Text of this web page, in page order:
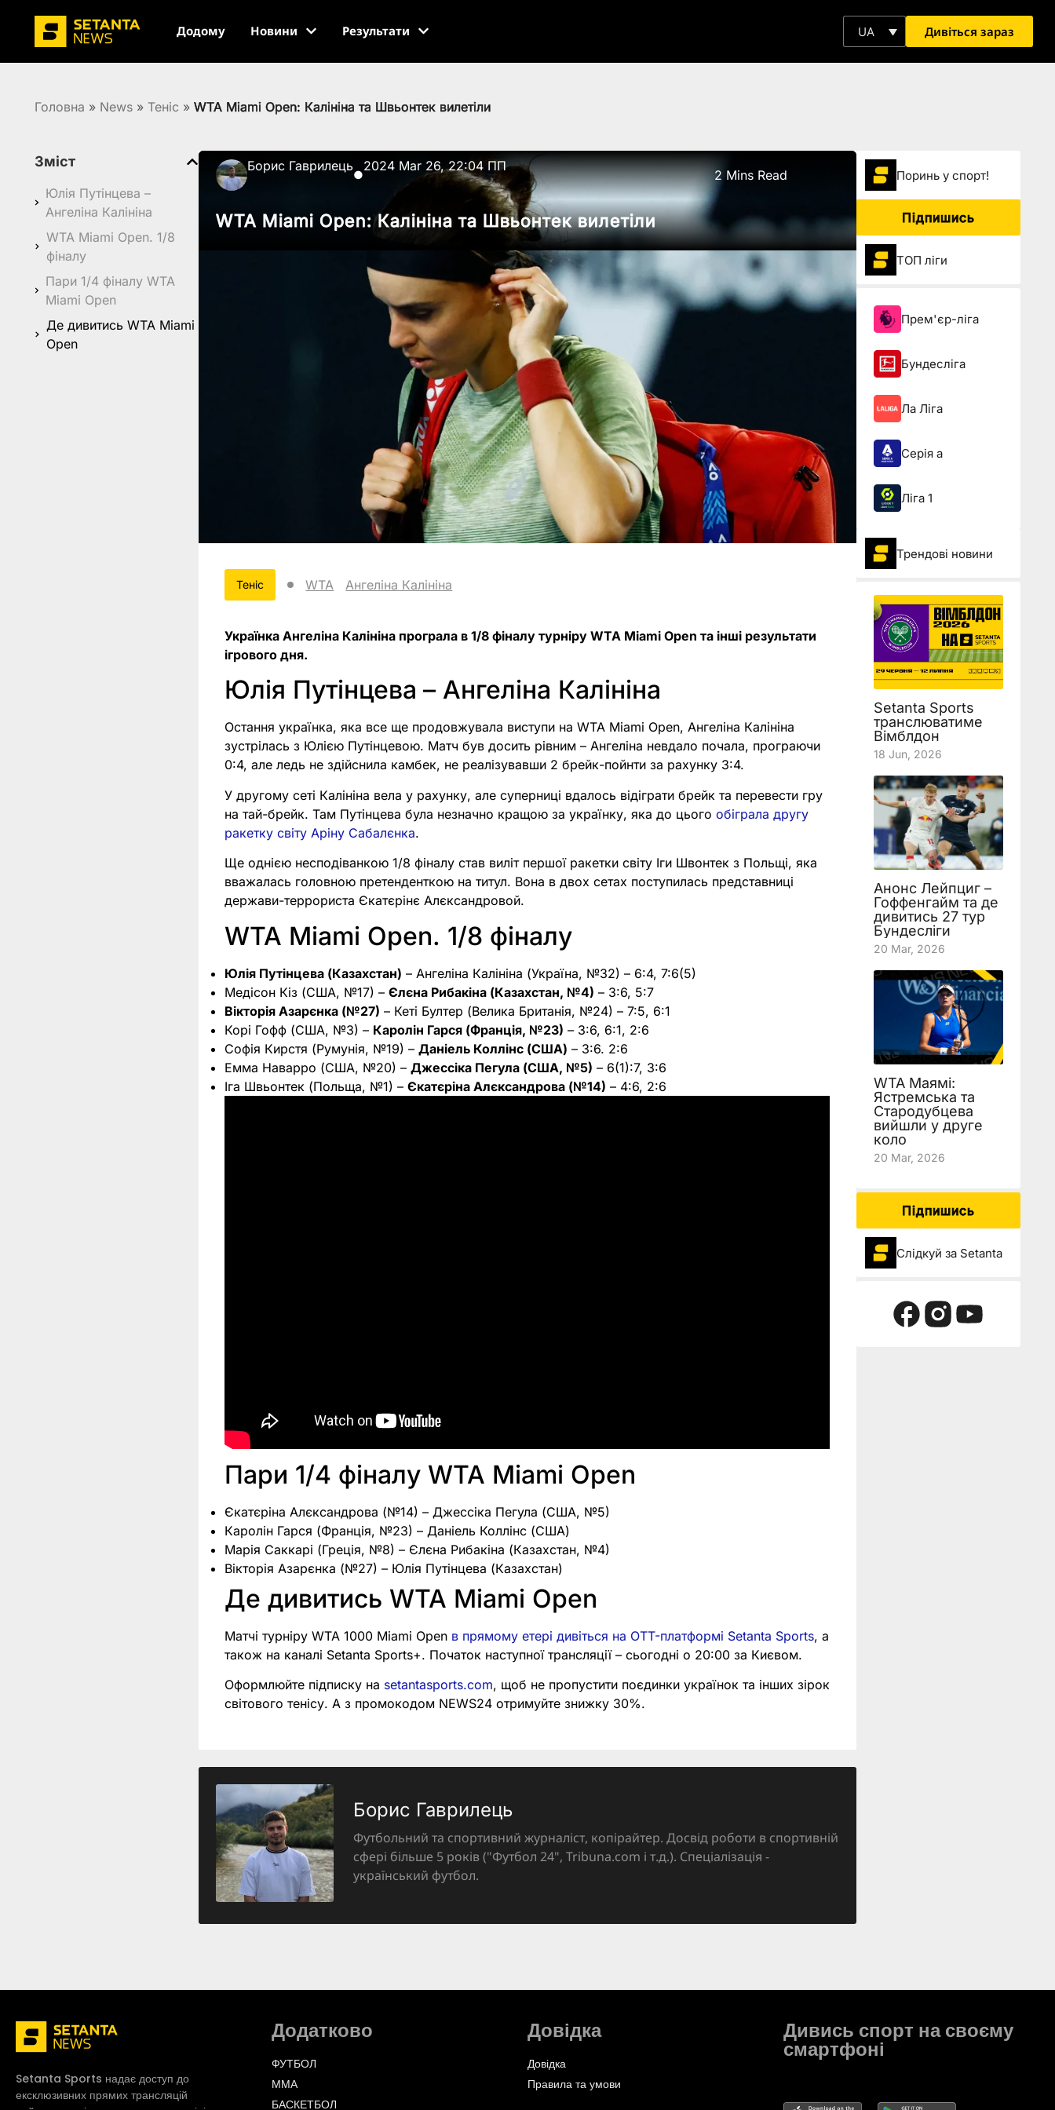
Додому Новини Результати UA Дивіться зараз
Головна » News » Теніс » WTA Miami Open: Калініна та Швьонтек вилетіли
Зміст
Юлія Путінцева –
Ангеліна Калініна
WTA Miami Open. 1/8
фіналу
Пари 1/4 фіналу WTA
Miami Open
Де дивитись WTA Miami
Open
Борис Гаврилець
●
2024 Mar 26, 22:04 ПП
2 Mins Read
WTA Miami Open: Калініна та Швьонтек вилетіли
Теніс WTA Ангеліна Калініна
Українка Ангеліна Калініна програла в 1/8 фіналу турніру WTA Miami Open та інші результати
ігрового дня.
Юлія Путінцева – Ангеліна Калініна
Остання українка, яка все ще продовжувала виступи на WTA Miami Open, Ангеліна Калініна
зустрілась з Юлією Путінцевою. Матч був досить рівним – Ангеліна невдало почала, програючи
0:4, але ледь не здійснила камбек, не реалізувавши 2 брейк-пойнти за рахунку 3:4.
У другому сеті Калініна вела у рахунку, але суперниці вдалось відіграти брейк та перевести гру
на тай-брейк. Там Путінцева була незначно кращою за українку, яка до цьогообіграла другу
ракетку світу Аріну Сабалєнка.
Ще однією несподіванкою 1/8 фіналу став виліт першої ракетки світу Іги Швонтек з Польщі, яка
вважалась головною претенденткою на титул. Вона в двох сетах поступилась представниці
держави-террориста Єкатєрінє Алєксандровой.
WTA Miami Open. 1/8 фіналу
Юлія Путінцева (Казахстан) – Ангеліна Калініна (Україна, №32) – 6:4, 7:6(5)
Медісон Кіз (США, №17) –Єлєна Рибакіна (Казахстан, №4) – 3:6, 5:7
Вікторія Азарєнка (№27) – Кеті Бултер (Велика Британія, №24) – 7:5, 6:1
Корі Гофф (США, №3) – Каролін Гарся (Франція, №23) – 3:6, 6:1, 2:6
Софія Кирстя (Румунія, №19) –Даніель Коллінс (США) – 3:6. 2:6
Емма Наварро (США, №20) –Джессіка Пегула (США, №5) – 6(1):7, 3:6
Іга Швьонтек (Польща, №1) –Єкатєріна Алєксандрова (№14) – 4:6, 2:6
Пари 1/4 фіналу WTA Miami Open
Єкатєріна Алєксандрова (№14) – Джессіка Пегула (США, №5)
Каролін Гарся (Франція, №23) – Даніель Коллінс (США)
Марія Саккарі (Греція, №8) – Єлєна Рибакіна (Казахстан, №4)
Вікторія Азарєнка (№27) – Юлія Путінцева (Казахстан)
Де дивитись WTA Miami Open
Матчі турніру WTA 1000 Miami Open в прямому етері дивіться на OTT-платформі Setanta Sports, а
також на каналі Setanta Sports+. Початок наступної трансляції – сьогодні о 20:00 за Києвом.
Оформлюйте підписку на setantasports.com, щоб не пропустити поєдинки українок та інших зірок
світового тенісу. А з промокодом NEWS24 отримуйте знижку 30%.
Борис Гаврилець
Футбольний та спортивний журналіст, копірайтер. Досвід роботи в спортивній
сфері більше 5 років ("Футбол 24", Tribuna.com і т.д.). Спеціалізація -
український футбол.
Поринь у спорт!
Підпишись
ТОП ліги
Прем'єр-ліга
Бундесліга
Ла Ліга
Серія а
Ліга 1
Трендові новини
Setanta Sports
транслюватиме
Вімблдон
18 Jun, 2026
Анонс Лейпциг –
Гоффенгайм та де
дивитись 27 тур
Бундесліги
20 Mar, 2026
WTA Маямі:
Ястремська та
Стародубцева
вийшли у друге
коло
20 Mar, 2026
Підпишись
Слідкуй за Setanta
Setanta Sports надає доступ до
ексклюзивних прямих трансляцій
Додатково
ФУТБОЛ
ММА
БАСКЕТБОЛ
Довідка
Довідка
Правила та умови
Дивись спорт на своєму
смартфоні